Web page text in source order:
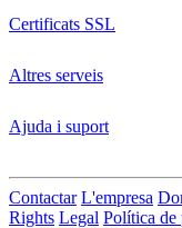
Certificats SSL
Altres serveis
Ajuda i suport
Contactar L'empresa
Rights Legal Política de